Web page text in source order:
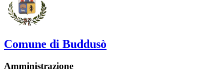
Comune di Buddusò
Amministrazione